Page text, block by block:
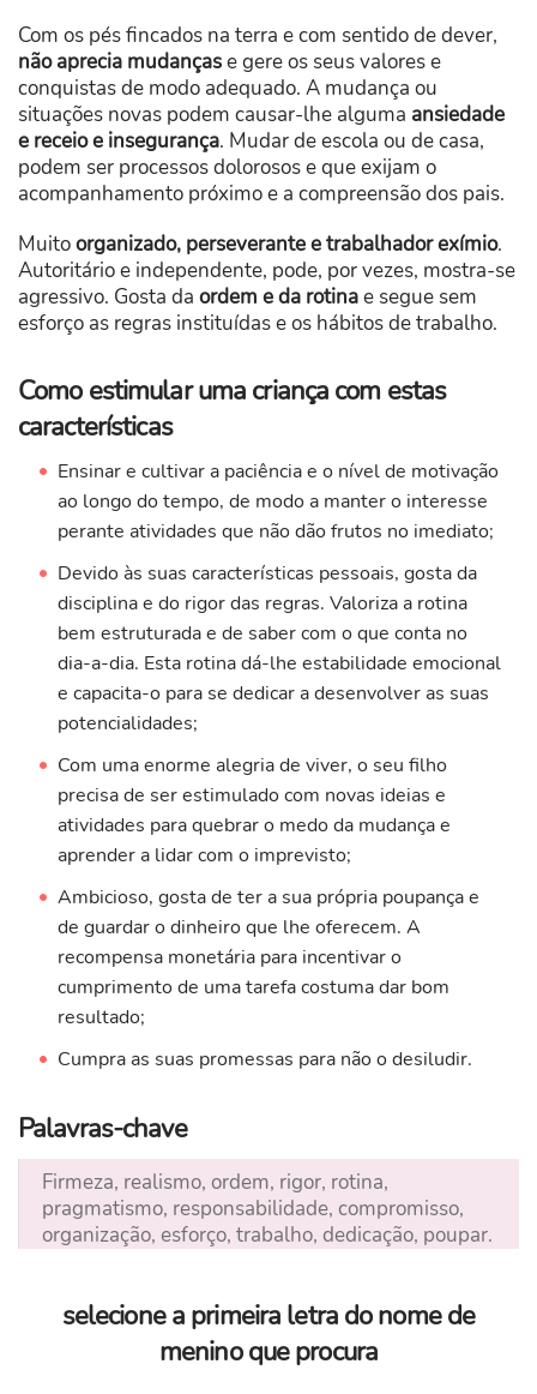
Com os pés fincados na terra e com sentido de dever,
não aprecia mudançase gere os seus valores e
conquistas de modo adequado. A mudança ou
situações novas podem causar-lhe alguma ansiedade
e receio e insegurança. Mudar de escola ou de casa,
podem ser processos dolorosos e que exijam o
acompanhamento próximo e a compreensão dos pais.
Muitoorganizado, perseverante e trabalhador exímio.
Autoritário e independente, pode, por vezes, mostra-se
agressivo. Gosta da ordem e da rotinae segue sem
esforço as regras instituídas e os hábitos de trabalho.
Como estimular uma criança com estas
características
Ensinar e cultivar a paciência e o nível de motivação
ao longo do tempo, de modo a manter o interesse
perante atividades que não dão frutos no imediato;
Devido às suas características pessoais, gosta da
disciplina e do rigor das regras. Valoriza a rotina
bem estruturada e de saber com o que conta no
dia-a-dia. Esta rotina dá-lhe estabilidade emocional
e capacita-o para se dedicar a desenvolver as suas
potencialidades;
Com uma enorme alegria de viver, o seu filho
precisa de ser estimulado com novas ideias e
atividades para quebrar o medo da mudança e
aprender a lidar com o imprevisto;
Ambicioso, gosta de ter a sua própria poupança e
de guardar o dinheiro que lhe oferecem. A
recompensa monetária para incentivar o
cumprimento de uma tarefa costuma dar bom
resultado;
Cumpra as suas promessas para não o desiludir.
Palavras-chave
Firmeza, realismo, ordem, rigor, rotina,
pragmatismo, responsabilidade, compromisso,
organização, esforço, trabalho, dedicação, poupar.
selecione a primeira letra do nome de
menino que procura